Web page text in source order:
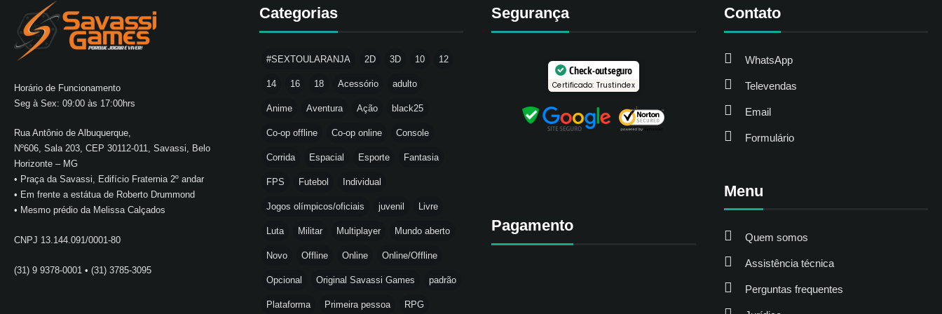
Horário de Funcionamento
Seg à Sex: 09:00 às 17:00hrs
Rua Antônio de Albuquerque,
Nº606, Sala 203, CEP 30112-011, Savassi, Belo
Horizonte – MG
• Praça da Savassi, Edifício Fraternia 2º andar
• Em frente a estátua de Roberto Drummond
• Mesmo prédio da Melissa Calçados
CNPJ 13.144.091/0001-80
(31) 9 9378-0001 • (31) 3785-3095
Categorias
#SEXTOULARANJA 2D 3D 10 12
14 16 18 Acessório adulto
Anime Aventura Ação black25
Co-op offline Co-op online Console
Corrida Espacial Esporte Fantasia
FPS Futebol Individual
Jogos olímpicos/oficiais juvenil Livre
Luta Militar Multiplayer Mundo aberto
Novo Offline Online Online/Offline
Opcional Original Savassi Games padrão
Plataforma Primeira pessoa RPG
Segurança
Check-out seguro
Certificado: Trustindex
Pagamento
Contato
WhatsApp
Televendas
Email
Formulário
Menu
Quem somos
Assistência técnica
Perguntas frequentes